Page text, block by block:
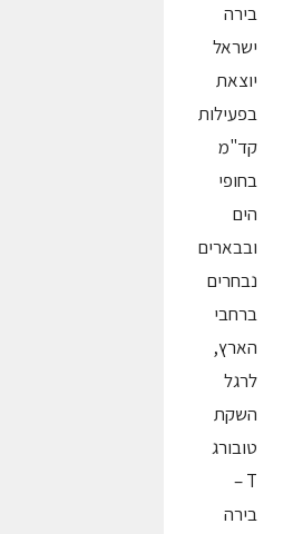
בירה
ישראל
יוצאת
בפעילות
קד"מ
בחופי
הים
ובבארים
נבחרים
ברחבי
הארץ,
לרגל
השקת
טובורג
T –
בירה